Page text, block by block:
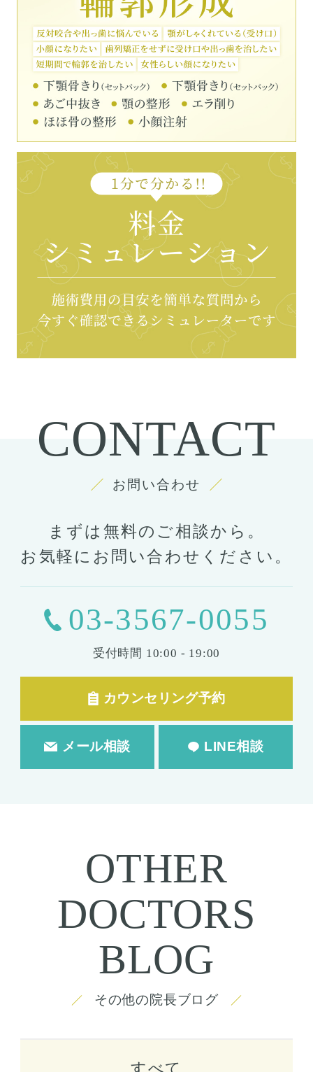
CONTACT
お問い合わせ
まずは無料のご相談から。
お気軽にお問い合わせください。
03-3567-0055
受付時間 10:00 - 19:00
カウンセリング予約
メール相談 LINE相談
OTHER
DOCTORS
BLOG
その他の院長ブログ
すべて